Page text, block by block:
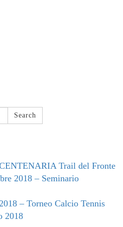
Search
Trail del Fronte
2018 – Seminario
– Torneo Calcio Tennis
2018